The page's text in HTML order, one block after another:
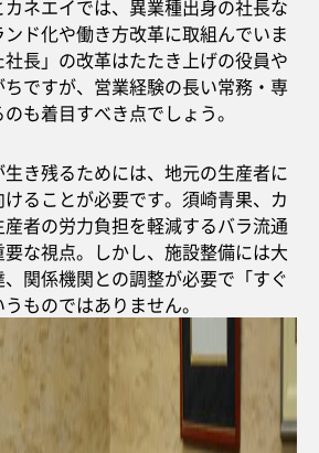
ネエイでは、異業種出身の社長な
ド化や働き方改革に取組んでいま
長」の改革はたたき上げの役員や
ですが、営業経験の長い常務・専
も着目すべき点でしょう。
き残るためには、地元の生産者に
ることが必要です。須崎青果、カ
者の労力負担を軽減するバラ流通
な視点。しかし、施設整備には大
関係機関との調整が必要で「すぐ
ものではありません。